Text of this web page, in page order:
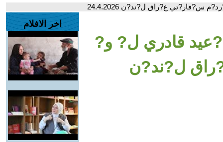
ع?راق ل?ند?ن 24.4.2026
قادري ل? و?
ل?ند?ن
اخر الافلام